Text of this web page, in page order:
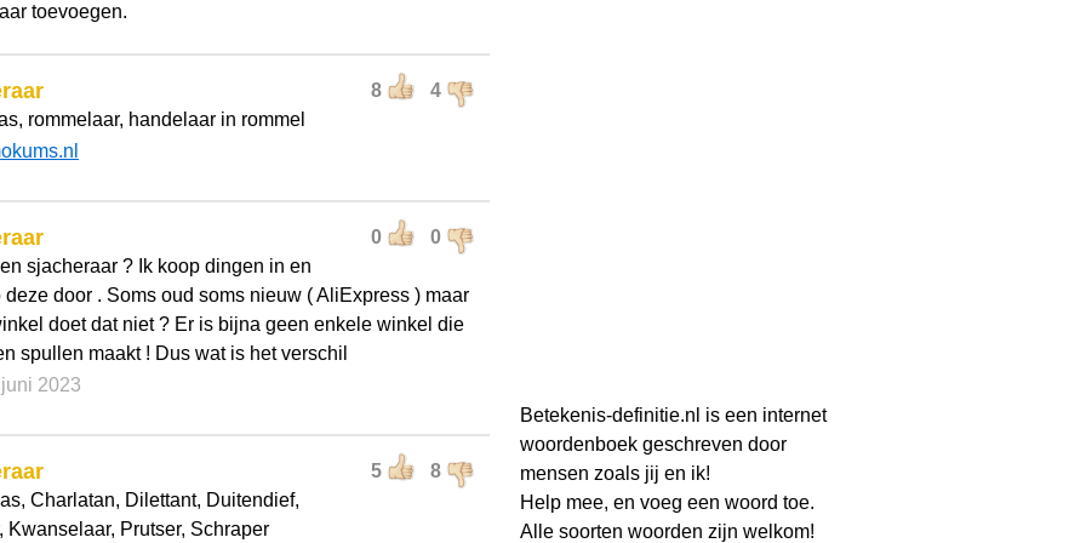
toevoegen.
8 4
rommelaar, handelaar in rommel
0 0
sjacheraar ? Ik koop dingen in en
deze door . Soms oud soms nieuw ( AliExpress ) maar
doet dat niet ? Er is bijna geen enkele winkel die
spullen maakt ! Dus wat is het verschil
2023
5 8
Charlatan, Dilettant, Duitendief,
Kwanselaar, Prutser, Schraper
Betekenis-definitie.nl is een internet
woordenboek geschreven door
mensen zoals jij en ik!
Help mee, en voeg een woord toe.
Alle soorten woorden zijn welkom!